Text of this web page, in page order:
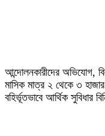
আন্দোলনকারীদের অভিযোগ,
মাসিক মাত্র ২ থেকে ৩
বহির্ভূতভাবে আর্থিক সুবিধার